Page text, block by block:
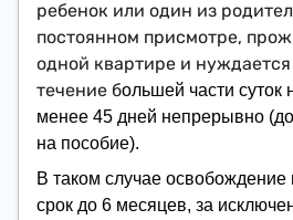
ребенок или один из
постоянном присмотре,
одной квартире и
течение большей части
менее 45 дней непрерывно
на пособие).
В таком случае освобождение
срок до 6 месяцев, за